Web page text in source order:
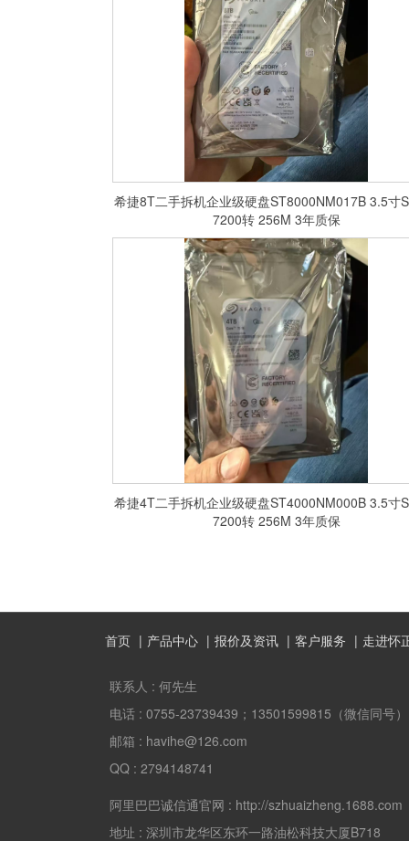
希捷8T二手拆机企业级硬盘ST8000NM017B 3.5寸
7200转 256M 3年质保
希捷4T二手拆机企业级硬盘ST4000NM000B 3.5寸
7200转 256M 3年质保
首页 产品中心 报价及资讯 客户服务 走进怀
联系人 : 何先生
电话 : 0755-23739439；13501599815（微信同号）
邮箱 : havihe@126.com
QQ : 2794148741
阿里巴巴诚信通官网 : http://szhuaizheng.1688.com
地址 : 深圳市龙华区东环一路油松科技大厦B718